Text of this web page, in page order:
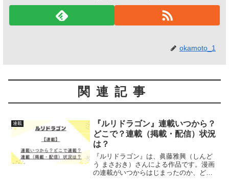
okamoto_1
関連記事
連載
『ルリドラゴン』連載いつから？
どこで？連載（掲載・配信）状況
は？
『ルリドラゴン』は、眞藤雅興（しんど
う まさおき）さんによる作品です。漫画
の連載がいつからはじまったのか、どこ